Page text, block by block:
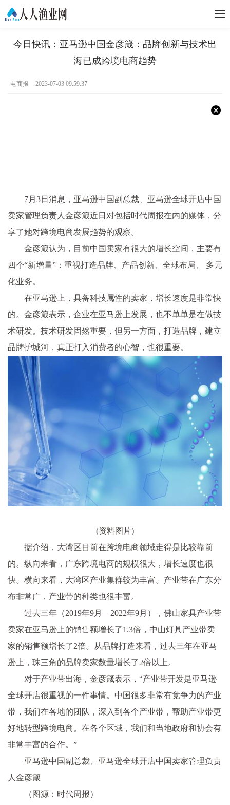
今日快讯：亚马逊中国金彦箴：品牌创新与技术出
海已成跨境电商趋势
电商报 2023-07-03 09:59:37
7月3日消息，亚马逊中国副总裁、亚马逊全球开店中国
卖家管理负责人金彦箴近日对包括时代周报在内的媒体，分
享了她对跨境电商发展趋势的观察。
金彦箴认为，目前中国卖家有很大的增长空间，主要有
四个“新增量”：重视打造品牌、产品创新、全球布局、 多元
化业务。
在亚马逊上，具备科技属性的卖家，增长速度是非常快
的。金彦箴表示，企业在亚马逊上发展，也不单单是在做技
术研发。技术研发固然重要，但另一方面，打造品牌，建立
品牌护城河，真正打入消费者的心智，也很重要。
(资料图片)
据介绍，大湾区目前在跨境电商领域走得是比较靠前
的。纵向来看，广东跨境电商的规模很大，增长速度也很
快。横向来看，大湾区产业集群较为丰富。产业带在广东分
布非常广，产业带的种类也很丰富。
过去三年（2019年9月—2022年9月），佛山家具产业带
卖家在亚马逊上的销售额增长了1.3倍，中山灯具产业带卖
家的销售额增长了2倍。从品牌打造来看，过去三年在亚马
逊上，珠三角的品牌卖家数量增长了2倍以上。
对于产业带出海，金彦箴表示，“产业带开发是亚马逊
全球开店很重视的一件事情。中国很多非常有竞争力的产业
带，我们在各地的团队，深入到各个产业带，帮助产业带更
好地转型跨境电商。在各个区域，我们和当地政府和协会有
非常丰富的合作。”
亚马逊中国副总裁、亚马逊全球开店中国卖家管理负责
人金彦箴
（图源：时代周报）